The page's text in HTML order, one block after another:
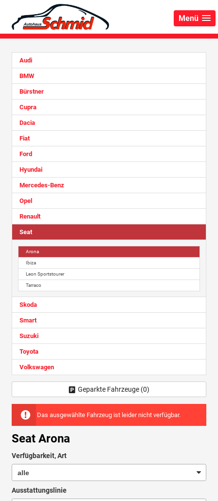
Menü
Das ausgewählte Fahrzeug ist leider nicht verfügbar.
Seat Arona
Verfügbarkeit, Art
Ausstattungslinie
Audi
BMW
Bürstner
Cupra
Dacia
Fiat
Ford
Hyundai
Mercedes-Benz
Opel
Renault
Seat
Arona
Ibiza
Leon Sportstourer
Tarraco
Skoda
Smart
Suzuki
Toyota
Volkswagen
Geparkte Fahrzeuge (0)